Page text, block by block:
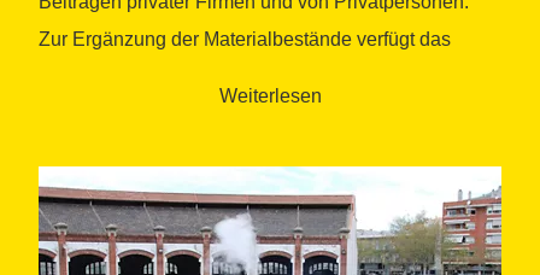
Zur Ergänzung der Materialbestände verfügt das
monografische Bibliothek, die ständig aktualisiert
Geschichte der Eisenbahn in unserem Land gibt.
Weiterlesen